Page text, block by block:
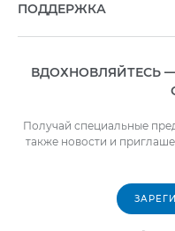
ПОДДЕРЖКА
ВДОХНОВЛЯЙТЕСЬ
Получай специальные
также новости и